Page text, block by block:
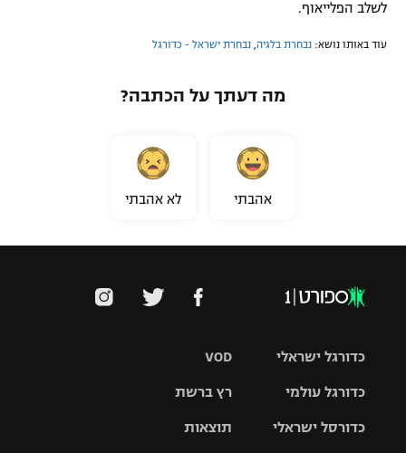
לשלב הפלייאוף.
עוד באותו נושא: נבחרת בלגיה נבחרת ישראל - כדורגל
מה דעתך על הכתבה?
אהבתי לא אהבתי
VOD
רץ ברשת
תוצאות
כדורגל ישראלי
כדורגל עולמי
כדורסל ישראלי